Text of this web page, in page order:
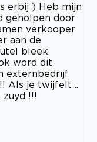
erbij ) Heb mijn
geholpen door
verkooper
aan de
bleek
word dit
externbedrijf
Als je twijfelt ..
!!!